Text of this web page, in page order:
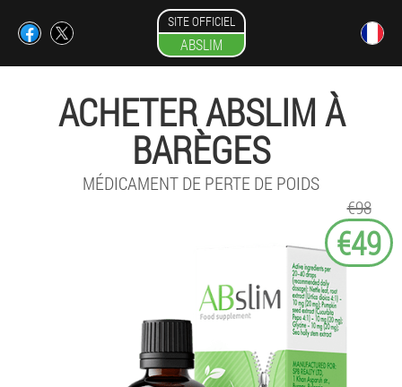
SITE OFFICIEL
ABSLIM
ACHETER ABSLIM À
BARÈGES
MÉDICAMENT DE PERTE DE POIDS
€98
€49